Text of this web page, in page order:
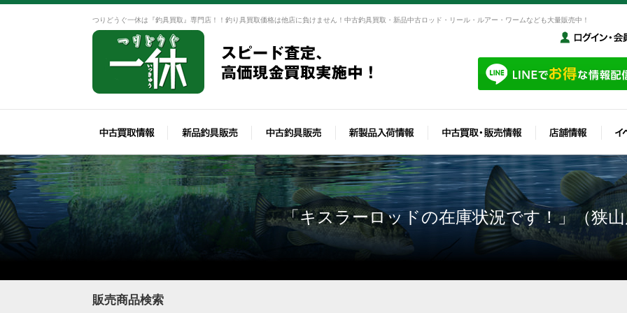
つりどうぐ一休は『釣具買取』専門店！！釣り具買取価格は他店に負けません！中古釣具買取・新品中古ロッド・リール・ルアー・ワームなども大量販売中！
「キスラーロッドの在庫状況です！」（狭
販売商品検索